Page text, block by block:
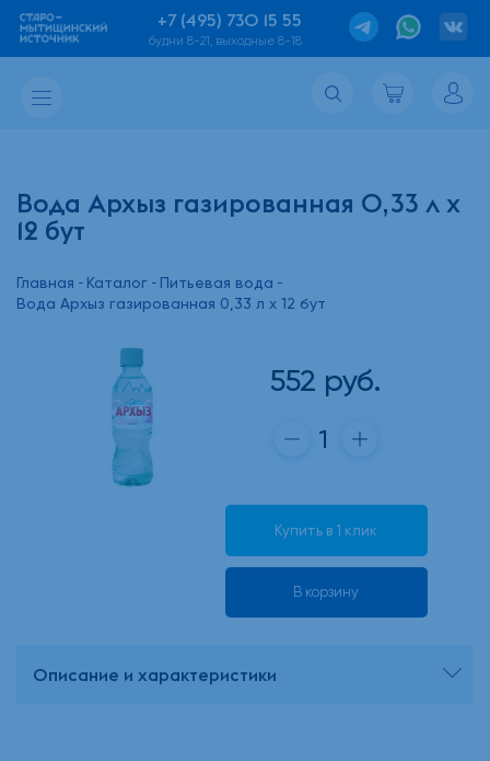
+7 (495) 730 15 55
будни 8-21, выходные 8-18
Вода Архыз газированная 0,33 л х
12 бут
Главная Каталог
Питьевая вода
Вода Архыз газированная 0,33 л х 12 бут
552 руб.
Купить в 1 клик
В корзину
Описание и характеристики